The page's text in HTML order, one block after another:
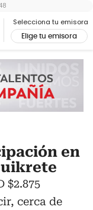
Selecciona tu emisora
Elige tu emisora
en
$2.875
cerca de